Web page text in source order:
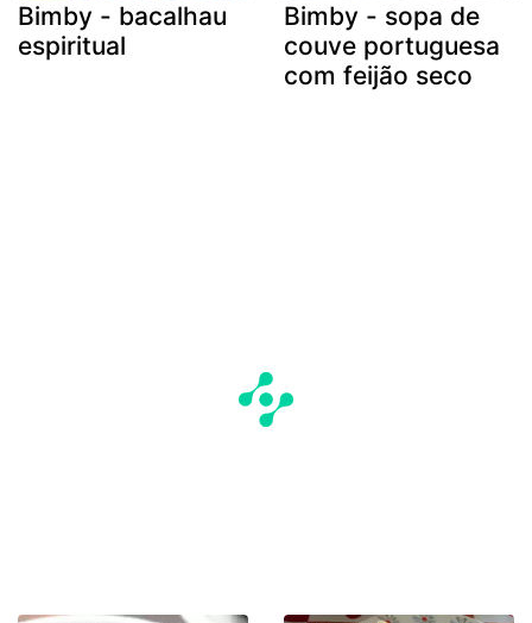
Bimby - bacalhau
espiritual
Bimby - sopa de
couve portuguesa
com feijão seco